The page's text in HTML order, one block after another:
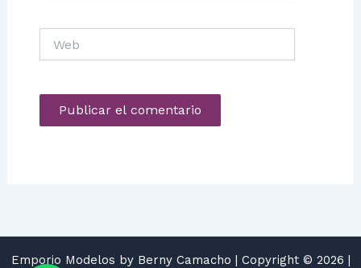
Emporio Modelos by Berny Camacho | Copyright © 2026 |